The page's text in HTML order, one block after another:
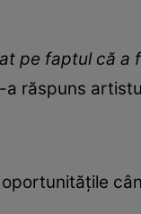
pe faptul că a
a răspuns
oportunitățile